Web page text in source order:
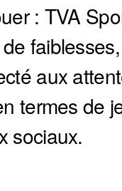
: TVA
aux
termes de
sociaux.